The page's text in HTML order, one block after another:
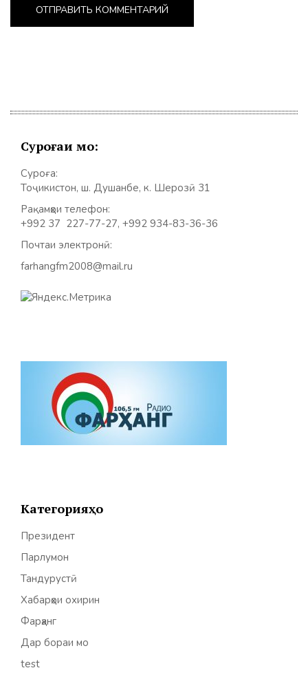
Суроғаи мо:
Суроға:
Тоҷикистон, ш. Душанбе, к. Шерозӣ 31
Рақамҳои телефон:
+992 37 227-77-27, +992 934-83-36-36
Почтаи электронӣ:
farhangfm2008@mail.ru
Категорияҳо
Президент
Парлумон
Тандурустӣ
Хабарҳои охирин
Фарҳанг
Дар бораи мо
test